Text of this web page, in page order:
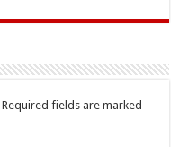
Required fields are marked